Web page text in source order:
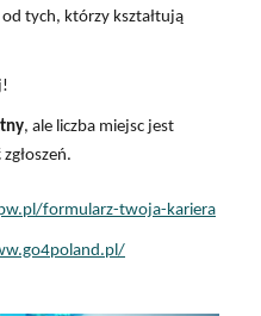
tych, którzy kształtują
, ale liczba miejsc jest
formularz-twoja-kariera